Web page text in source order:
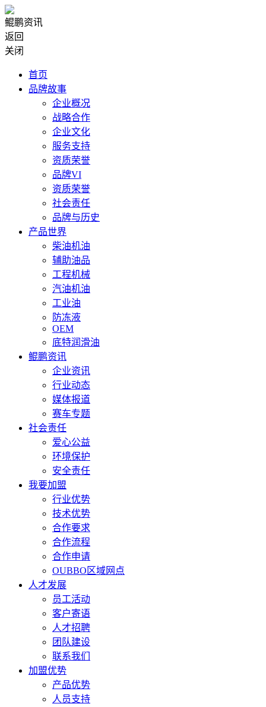
鲲鹏资讯
返回
关闭
首页
品牌故事
企业概况
战略合作
企业文化
服务支持
资质荣誉
品牌VI
资质荣誉
社会责任
品牌与历史
产品世界
柴油机油
辅助油品
工程机械
汽油机油
工业油
防冻液
OEM
底特润滑油
鲲鹏资讯
企业资讯
行业动态
媒体报道
赛车专题
社会责任
爱心公益
环境保护
安全责任
我要加盟
行业优势
技术优势
合作要求
合作流程
合作申请
OUBBO区域网点
人才发展
员工活动
客户寄语
人才招聘
团队建设
联系我们
加盟优势
产品优势
人员支持